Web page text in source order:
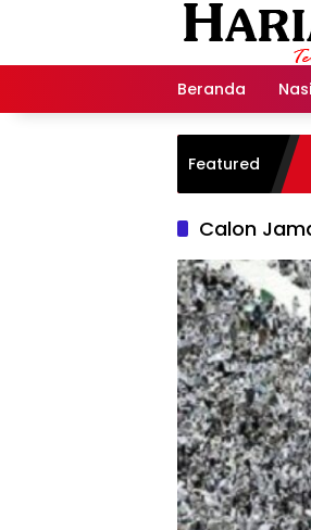
Beranda
Featured
Calon